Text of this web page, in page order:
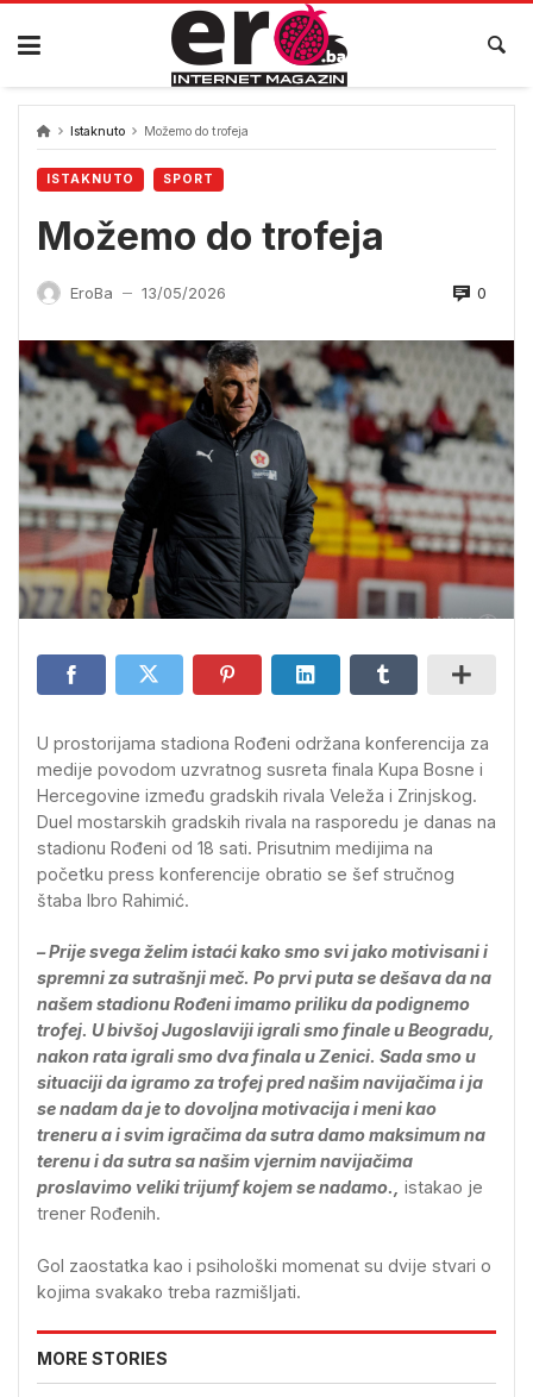
Skip
content
Istaknuto Možemo do trofeja
ISTAKNUTO SPORT
Možemo do trofeja
EroBa — 13/05/2026 0
U prostorijama stadiona Rođeni održana konferencija za
medije povodom uzvratnog susreta finala Kupa Bosne i
Hercegovine između gradskih rivala Veleža i Zrinjskog.
Duel mostarskih gradskih rivala na rasporedu je danas na
stadionu Rođeni od 18 sati. Prisutnim medijima na
početku press konferencije obratio se šef stručnog
štaba Ibro Rahimić.
– Prije svega želim istaći kako smo svi jako motivisani i
spremni za sutrašnji meč. Po prvi puta se dešava da na
našem stadionu Rođeni imamo priliku da podignemo
trofej. U bivšoj Jugoslaviji igrali smo finale u Beogradu,
nakon rata igrali smo dva finala u Zenici. Sada smo u
situaciji da igramo za trofej pred našim navijačima i ja
se nadam da je to dovoljna motivacija i meni kao
treneru a i svim igračima da sutra damo maksimum na
terenu i da sutra sa našim vjernim navijačima
proslavimo veliki trijumf kojem se nadamo., istakao je
trener Rođenih.
Gol zaostatka kao i psihološki momenat su dvije stvari o
kojima svakako treba razmišljati.
MORE STORIES